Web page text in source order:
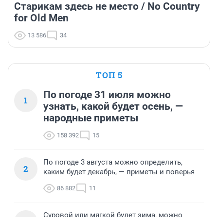
Старикам здесь не место / No Country
for Old Men
13 586 34
ТОП 5
1
По погоде 31 июля можно
узнать, какой будет осень, —
народные приметы
158 392 15
2
По погоде 3 августа можно определить,
каким будет декабрь, — приметы и поверья
86 882 11
Суровой или мягкой будет зима, можно